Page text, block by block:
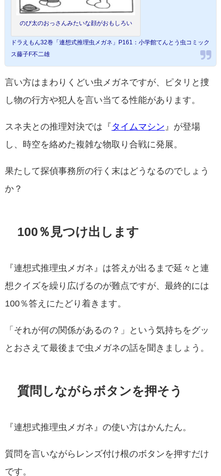
のび太のおっさんみたいな顔がおもしろい
ドラえもん32巻「連想式推理虫メガネ」P161：小学館てんとう虫コミック
ス藤子F不二雄
言い方はまわりくどい虫メガネですが、ピタリと捜
し物の行方や犯人を言い当てる性能があります。
スネ夫との推理対決では『 タイムマシン 』が登場
し、時空を絡めた複雑な物取り合戦に発展。
果たして探偵事務所の行く末はどうなるのでしょう
か？
100％見つけ出します
『連想式推理虫メガネ』は答えが出るまで延々と連
想クイズを繰り広げるのが難点ですが、最終的には
100％答えにたどり着きます。
「それが何の関係があるの？」という気持ちをグッ
とおさえて最後まで虫メガネの話を聞きましょう。
質問しながらボタンを押そう
『連想式推理虫メガネ』の使い方はかんたん。
質問を言いながらレンズ付け根のボタンを押すだけ
です。